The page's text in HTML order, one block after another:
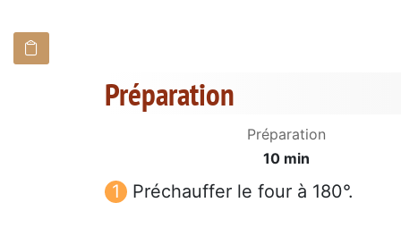
Préparation
Préparation
10 min
Préchauffer le four à 180°.